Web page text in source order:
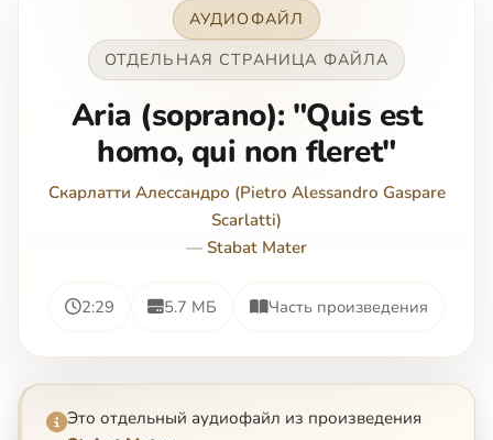
АУДИОФАЙЛ
ОТДЕЛЬНАЯ СТРАНИЦА ФАЙЛА
Aria (soprano): "Quis est
homo, qui non fleret"
Скарлатти Алессандро (Pietro Alessandro Gaspare
Scarlatti)
— Stabat Mater
2:29 5.7 МБ Часть произведения
Это отдельный аудиофайл из произведения